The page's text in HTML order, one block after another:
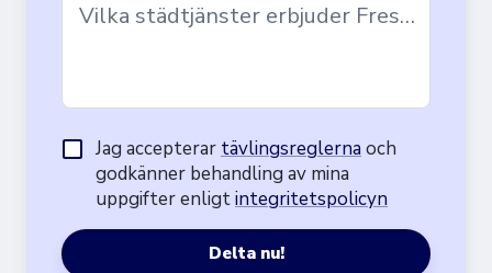
Vilka städtjänster erbjuder Freska?
Jag accepterar tävlingsreglerna och
godkänner behandling av mina
uppgifter enligtintegritetspolicyn
Delta nu!